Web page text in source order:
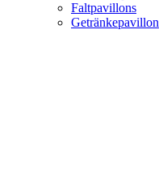
Faltpavillons
Getränkepavillon